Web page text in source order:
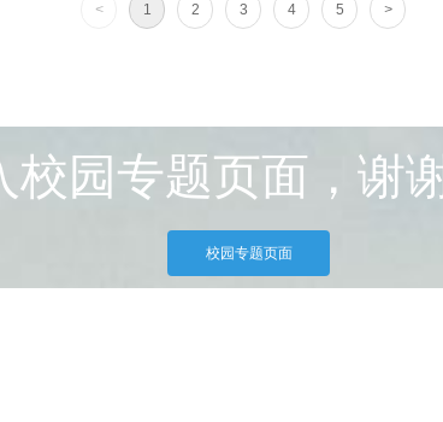
< 1 2 3 4 5 >
园专题页面，谢
校园专题页面